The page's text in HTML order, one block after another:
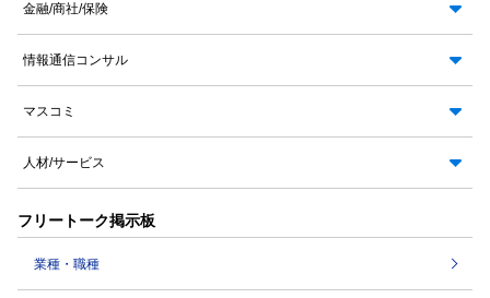
金融/商社/保険
情報通信コンサル
マスコミ
人材/サービス
フリートーク掲示板
業種・職種